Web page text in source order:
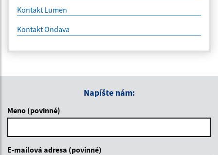
Kontakt Lumen
Kontakt Ondava
Napíšte nám:
Meno (povinné)
E-mailová adresa (povinné)